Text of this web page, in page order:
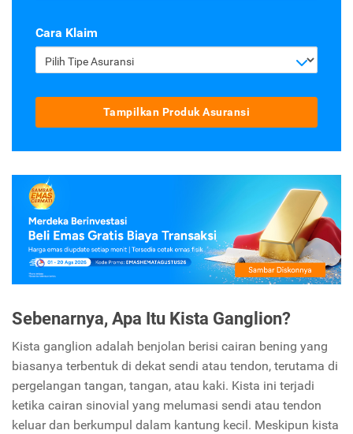
Cara Klaim
Pilih Tipe Asuransi
Tampilkan Produk Asuransi
Sebenarnya, Apa Itu Kista Ganglion?
Kista ganglion adalah benjolan berisi cairan bening yang
biasanya terbentuk di dekat sendi atau tendon, terutama di
pergelangan tangan, tangan, atau kaki. Kista ini terjadi
ketika cairan sinovial yang melumasi sendi atau tendon
keluar dan berkumpul dalam kantung kecil. Meskipun kista